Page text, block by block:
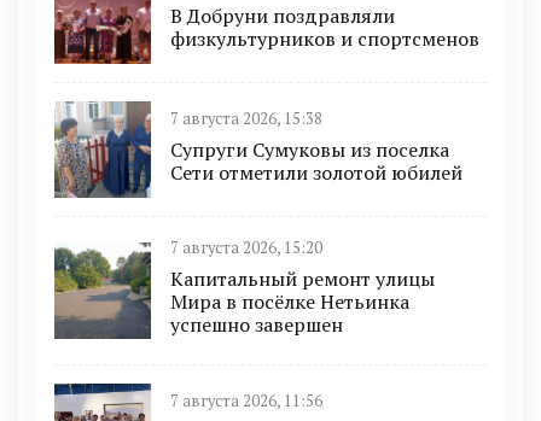
В Добруни поздравляли
физкультурников и спортсменов
7 августа 2026, 15:38
Супруги Сумуковы из поселка
Сети отметили золотой юбилей
7 августа 2026, 15:20
Капитальный ремонт улицы
Мира в посёлке Нетьинка
успешно завершен
7 августа 2026, 11:56